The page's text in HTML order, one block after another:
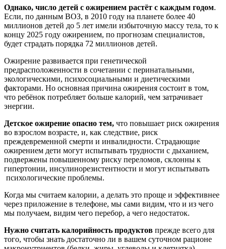
Однако, число детей с ожирением растёт с каждым годом.
Если, по данным ВОЗ, в 2010 году на планете более 40
миллионов детей до 5 лет имели избыточную массу тела, то к
концу 2025 году ожирением, по прогнозам специалистов,
будет страдать порядка 72 миллионов детей.
Ожирение развивается при генетической
предрасположенности в сочетании с перинатальными,
экологическими, психосоциальными и диетическими
факторами. Но основная причина ожирения состоит в том,
что ребёнок потребляет больше калорий, чем затрачивает
энергии.
Детское ожирение опасно тем, что повышает риск ожирения
во взрослом возрасте, и, как следствие, риск
преждевременной смерти и инвалидности. Страдающие
ожирением дети могут испытывать трудности с дыханием,
подвержены повышенному риску переломов, склонны к
гипертонии, инсулинорезистентности и могут испытывать
психологические проблемы.
Когда мы считаем калории, а делать это проще и эффективнее
через приложение в телефоне, мы сами видим, что и из чего
мы получаем, видим чего перебор, а чего недостаток.
Нужно считать калорийность продуктов прежде всего для
того, чтобы знать достаточно ли в вашем суточном рационе